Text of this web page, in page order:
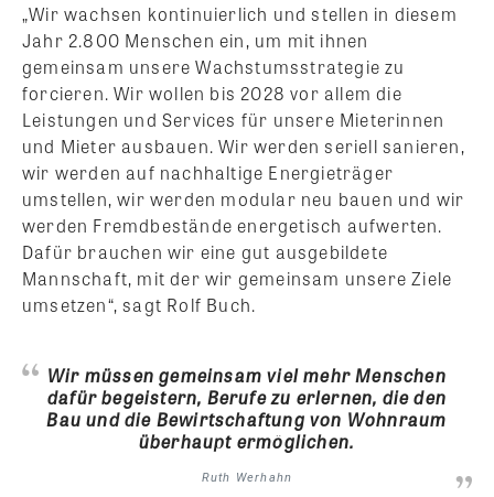
„Wir wachsen kontinuierlich und stellen in diesem
Jahr 2.800 Menschen ein, um mit ihnen
gemeinsam unsere Wachstumsstrategie zu
forcieren. Wir wollen bis 2028 vor allem die
Leistungen und Services für unsere Mieterinnen
und Mieter ausbauen. Wir werden seriell sanieren,
wir werden auf nachhaltige Energieträger
umstellen, wir werden modular neu bauen und wir
werden Fremdbestände energetisch aufwerten.
Dafür brauchen wir eine gut ausgebildete
Mannschaft, mit der wir gemeinsam unsere Ziele
umsetzen“, sagt Rolf Buch.
Wir müssen gemeinsam viel mehr Menschen
dafür begeistern, Berufe zu erlernen, die den
Bau und die Bewirtschaftung von Wohnraum
überhaupt ermöglichen.
Ruth Werhahn